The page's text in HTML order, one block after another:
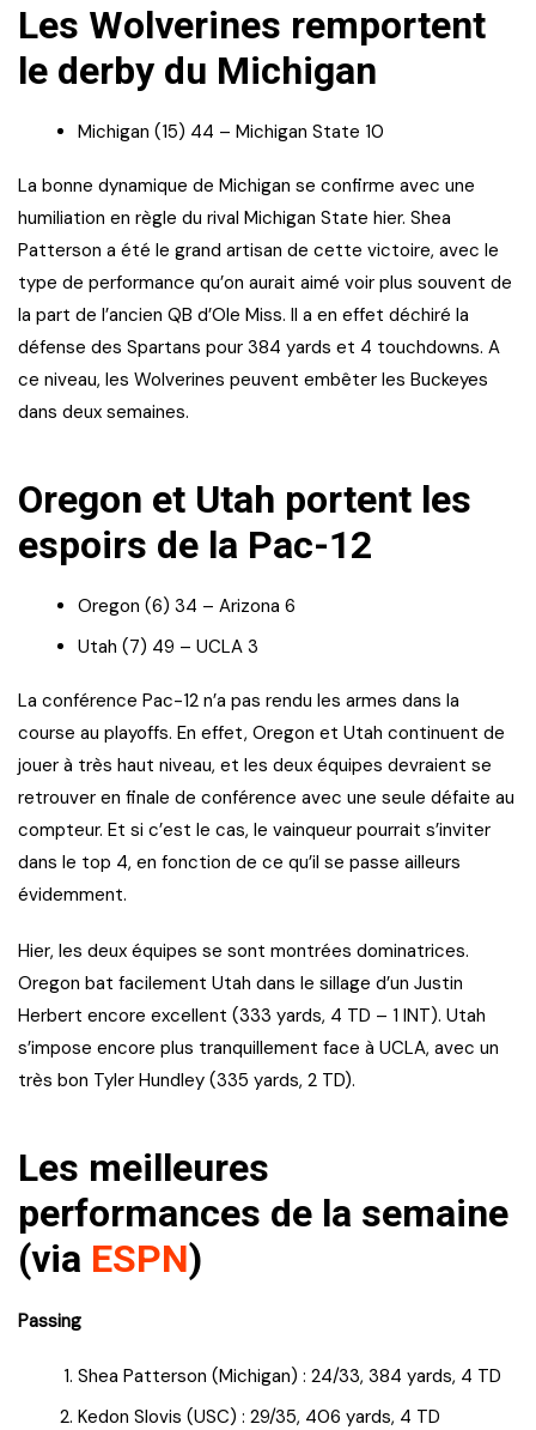
Les Wolverines remportent
le derby du Michigan
Michigan (15) 44 – Michigan State 10
La bonne dynamique de Michigan se confirme avec une
humiliation en règle du rival Michigan State hier. Shea
Patterson a été le grand artisan de cette victoire, avec le
type de performance qu’on aurait aimé voir plus souvent de
la part de l’ancien QB d’Ole Miss. Il a en effet déchiré la
défense des Spartans pour 384 yards et 4 touchdowns. A
ce niveau, les Wolverines peuvent embêter les Buckeyes
dans deux semaines.
Oregon et Utah portent les
espoirs de la Pac-12
Oregon (6) 34 – Arizona 6
Utah (7) 49 – UCLA 3
La conférence Pac-12 n’a pas rendu les armes dans la
course au playoffs. En effet, Oregon et Utah continuent de
jouer à très haut niveau, et les deux équipes devraient se
retrouver en finale de conférence avec une seule défaite au
compteur. Et si c’est le cas, le vainqueur pourrait s’inviter
dans le top 4, en fonction de ce qu’il se passe ailleurs
évidemment.
Hier, les deux équipes se sont montrées dominatrices.
Oregon bat facilement Utah dans le sillage d’un Justin
Herbert encore excellent (333 yards, 4 TD – 1 INT). Utah
s’impose encore plus tranquillement face à UCLA, avec un
très bon Tyler Hundley (335 yards, 2 TD).
Les meilleures
performances de la semaine
(via ESPN)
Passing
Shea Patterson (Michigan) : 24/33, 384 yards, 4 TD
Kedon Slovis (USC) : 29/35, 406 yards, 4 TD